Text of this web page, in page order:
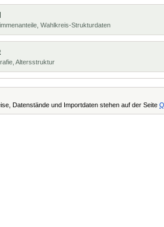
Wahlkreis-Strukturdaten
Altersstruktur
Datenstände und Importdaten stehen auf der Seite